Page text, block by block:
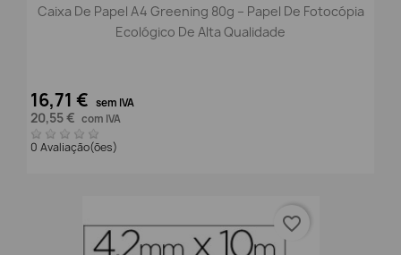
Caixa De Papel A4 Greening 80g – Papel De Fotocópia
Ecológico De Alta Qualidade
16,71 € sem IVA
20,55 € com IVA
0 Avaliação(ões)
favorite_border